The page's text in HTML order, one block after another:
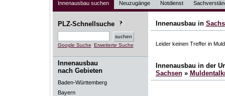
Innenausbau suchen Neuzugänge Notdienst
PLZ-Schnellsuche
Google Suche Erweiterte Suche
Innenausbau
nach Gebieten
Baden-Württemberg
Bayern
Innenausbau in
Leider keinen Treffer in
Innenausbau in der
Sachsen»